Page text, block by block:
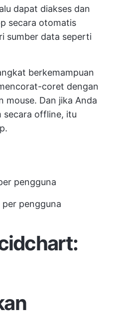
dapat diakses dan
secara otomatis
sumber data seperti
berkemampuan
coret dengan
mouse. Dan jika Anda
secara offline, itu
pengguna
per pengguna